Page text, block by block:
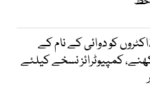
کو دوائی کے نام کے
کمپیوٹرائز نسخے کیلئے